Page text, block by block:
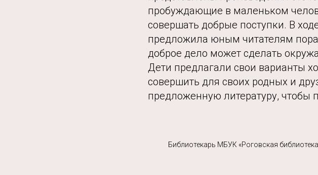
пробуждающие в маленьком
совершать добрые поступки. В
предложила юным читателям
доброе дело может сделать
Дети предлагали свои варианты
совершить для своих родных и
предложенную литературу, чтобы
Библиотекарь МБУК «Роговская